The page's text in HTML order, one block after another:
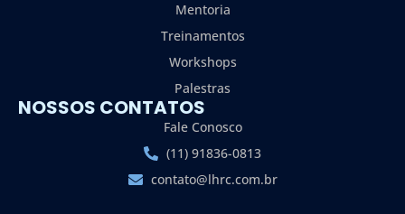
Mentoria
Treinamentos
Workshops
Palestras
NOSSOS CONTATOS
Fale Conosco
(11) 91836-0813
contato@lhrc.com.br